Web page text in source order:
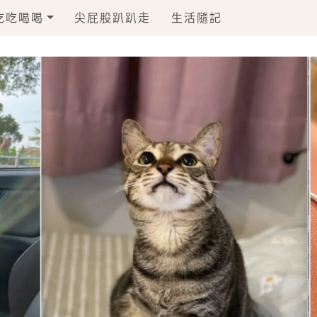
吃喝喝 尖屁股趴趴走 生活隨記